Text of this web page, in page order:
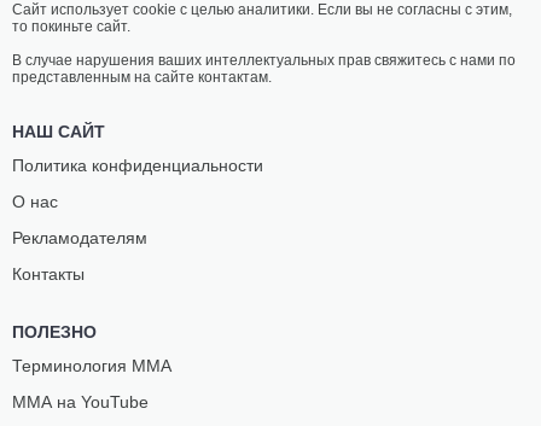
Сайт использует cookie с целью аналитики. Если вы не согласны с этим,
то покиньте сайт.
В случае нарушения ваших интеллектуальных прав свяжитесь с нами по
представленным на сайте контактам.
НАШ САЙТ
Политика конфиденциальности
О нас
Рекламодателям
Контакты
ПОЛЕЗНО
Терминология ММА
ММА на YouTube